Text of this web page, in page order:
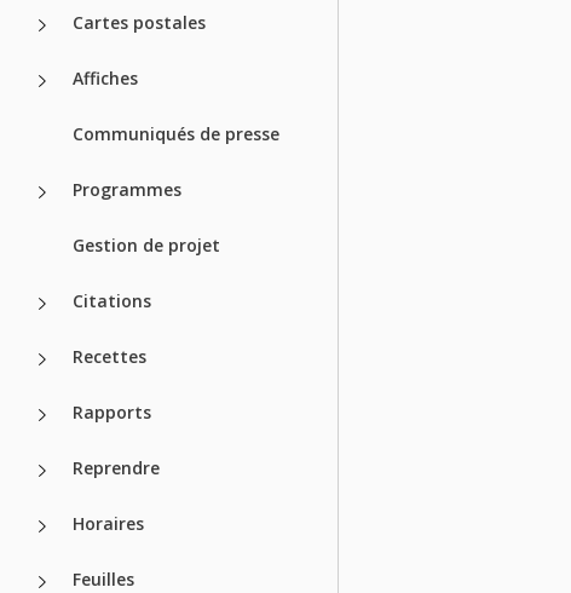
Cartes postales
Affiches
Communiqués de presse
Programmes
Gestion de projet
Citations
Recettes
Rapports
Reprendre
Horaires
Feuilles